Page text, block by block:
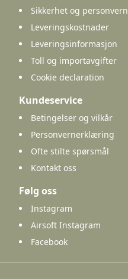
Sikkerhet og personvern
Leveringskostnader
Leveringsinformasjon
Toll og importavgifter
Cookie declaration
Kundeservice
Betingelser og vilkår
Personvernerklæring
Ofte stilte spørsmål
Kontakt oss
Følg oss
Instagram
Airsoft Instagram
Facebook